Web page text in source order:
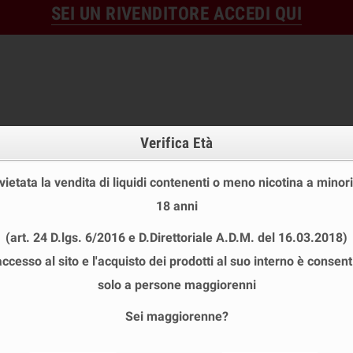
SEI UN RIVENDITORE ACCEDI QUI
USA E GETTA LIQUIDI PRONTI SHOT E
TPD DreaMods Deciso No.22 Liquido Pronto
Verifica Età
la vendita di liquidi contenenti o meno nicotina a
18 anni
(art. 24 D.lgs. 6/2016 e D.Direttoriale A.D.M. del 16.03.2018)
al sito e l'acquisto dei prodotti al suo interno è
solo a persone maggiorenni
Sei maggiorenne?